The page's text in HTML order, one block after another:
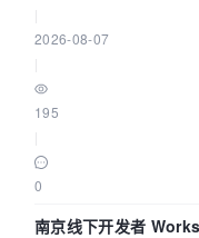
2026-08-07
195
0
南京线下开发者